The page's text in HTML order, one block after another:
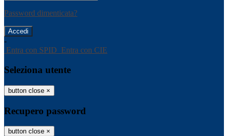
Password dimenticata?
-
Entra con SPID Entra con CIE
Seleziona utente
button close ×
Recupero password
button close ×